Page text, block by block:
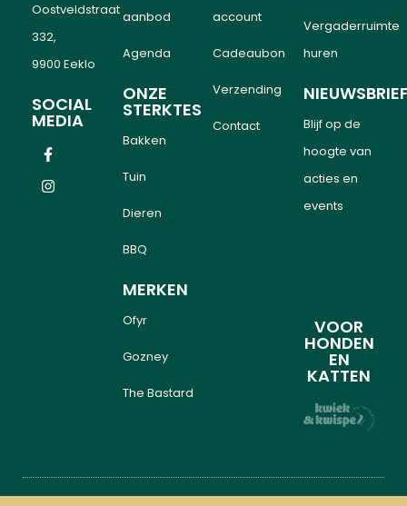
Oostveldstraat
332,
9900 Eeklo
SOCIAL
MEDIA
aanbod
Agenda
ONZE
STERKTES
Bakken
Tuin
Dieren
BBQ
MERKEN
Ofyr
Gozney
The Bastard
account
Cadeaubon
Verzending
Contact
Vergaderruimte
huren
Blijf op de
hoogte van
acties en
events
VOOR
HONDEN
EN
KATTEN